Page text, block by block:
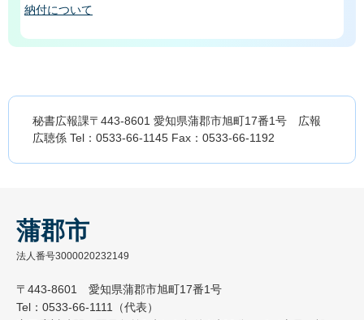
納付について
秘書広報課〒443-8601 愛知県蒲郡市旭町17番1号 広報
広聴係 Tel：0533-66-1145 Fax：0533-66-1192
蒲郡市
法人番号3000020232149
〒443-8601 愛知県蒲郡市旭町17番1号
Tel：0533-66-1111（代表）